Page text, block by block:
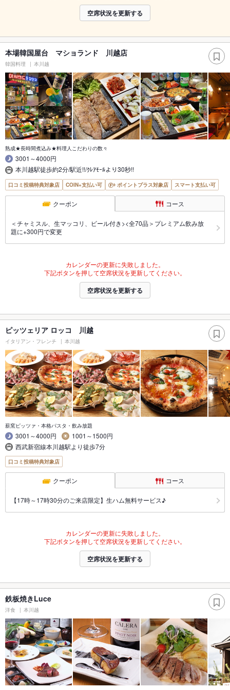
空席状況を更新する
本場韓国屋台 マショランド 川越店
韓国料理 本川越
熟成★長時間煮込み★料理人こだわりの数々
3001～4000円
本川越駅徒歩約2分/駅近!!/ｸﾚｱﾓｰﾙより30秒!!
口コミ投稿特典対象店 COIN+支払い可 ポイントプラス対象店 スマート支払い可
クーポン コース
＜チャミスル、生マッコリ、ビール付き><全70品＞プレミアム飲み放
題に+300円で変更
カレンダーの更新に失敗しました。
下記ボタンを押して空席状況を更新してください。
空席状況を更新する
ピッツェリア ロッコ 川越
イタリアン・フレンチ 本川越
薪窯ピッツァ・本格パスタ・飲み放題
3001～4000円
1001～1500円
西武新宿線本川越駅より徒歩7分
口コミ投稿特典対象店
クーポン コース
【17時～17時30分のご来店限定】生ハム無料サービス♪
カレンダーの更新に失敗しました。
下記ボタンを押して空席状況を更新してください。
空席状況を更新する
鉄板焼きLuce
洋食 本川越